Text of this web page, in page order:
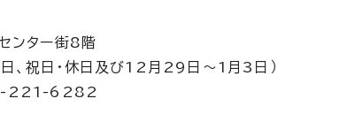
ター街8階
、祝日・休日及び12月29日～1月3日）
221-6282